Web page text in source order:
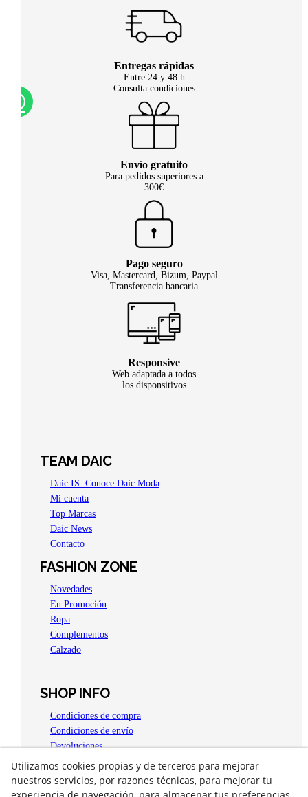
Entregas rápidas
Entre 24 y 48 h
Consulta condiciones
Envío gratuito
Para pedidos superiores a
300€
Pago seguro
Visa, Mastercard, Bizum, Paypal
Transferencia bancaria
Responsive
Web adaptada a todos
los disponsitivos
TEAM DAIC
Daic IS. Conoce Daic Moda
Mi cuenta
Top Marcas
Daic News
Contacto
FASHION ZONE
Novedades
En Promoción
Ropa
Complementos
Calzado
SHOP INFO
Condiciones de compra
Condiciones de envío
Devoluciones
Aviso legal
Política de privacidad
Política de Cookies
Utilizamos cookies propias y de terceros para mejorar
nuestros servicios, por razones técnicas, para mejorar tu